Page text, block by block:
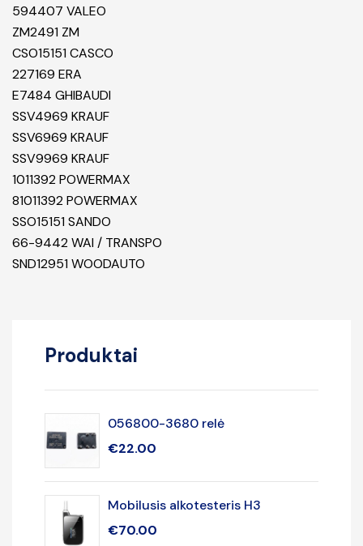
594407 VALEO
ZM2491 ZM
CSO15151 CASCO
227169 ERA
E7484 GHIBAUDI
SSV4969 KRAUF
SSV6969 KRAUF
SSV9969 KRAUF
1011392 POWERMAX
81011392 POWERMAX
SSO15151 SANDO
66-9442 WAI / TRANSPO
SND12951 WOODAUTO
Produktai
056800-3680 relė
€22.00
Mobilusis alkotesteris H3
€70.00